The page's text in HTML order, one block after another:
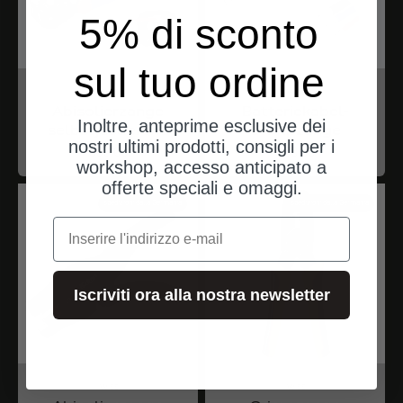
iwiss
selbstjustierend
Angebot
$33.00
iwiss
Crimpzange
Angebot
$50.00
5% di sconto
sul tuo ordine
Inoltre, anteprime esclusive dei
nostri ultimi prodotti, consigli per i
workshop, accesso anticipato a
offerte speciali e omaggi.
e-mail
Iscriviti ora alla nostra newsletter